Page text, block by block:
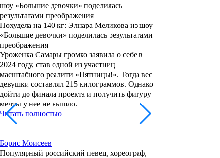
Похудела на 140 кг: Элнара Меликова из шоу
«Большие девочки» поделилась результатами
преображения
Уроженка Самары громко заявила о себе в
2024 году, став одной из участниц
масштабного реалити «Пятницы!». Тогда вес
девушки составлял 215 килограммов. Однако
дойти до финала проекта и получить фигуру
мечты у нее не вышло.
Читать полностью
Борис Моисеев
Популярный российский певец, хореограф,